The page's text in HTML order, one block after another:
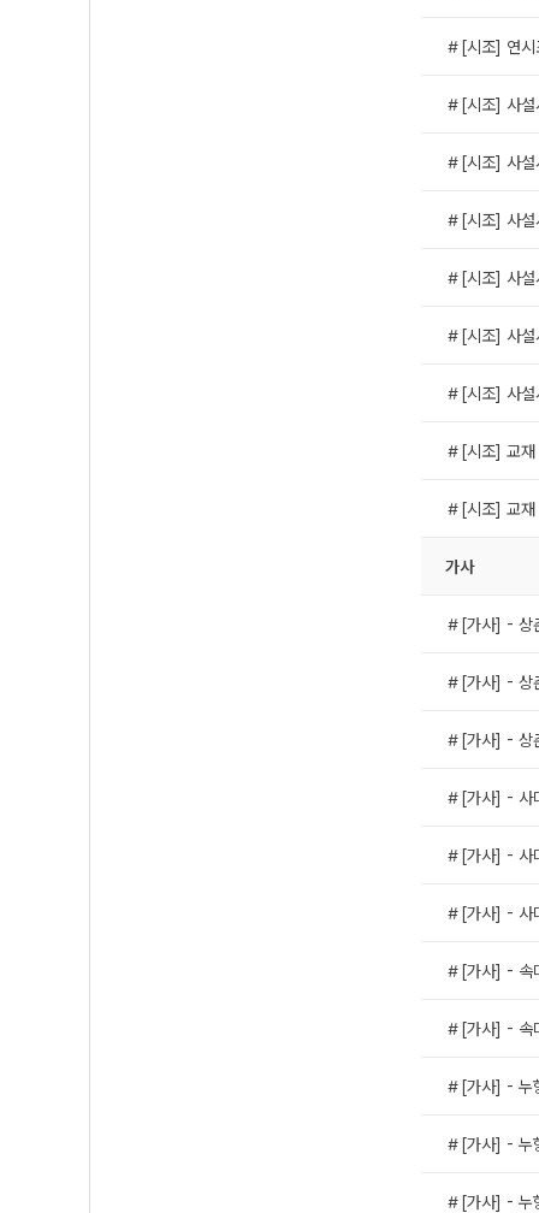
＃[시조] 연
＃[시조] 사
＃[시조] 사
＃[시조] 사
＃[시조] 사
＃[시조] 사
＃[시조] 사
＃[시조] 교
＃[시조] 교
가사
＃[가사] -
＃[가사] -
＃[가사] -
＃[가사] -
＃[가사] -
＃[가사] -
＃[가사] -
＃[가사] -
＃[가사] -
＃[가사] -
＃[가사] -